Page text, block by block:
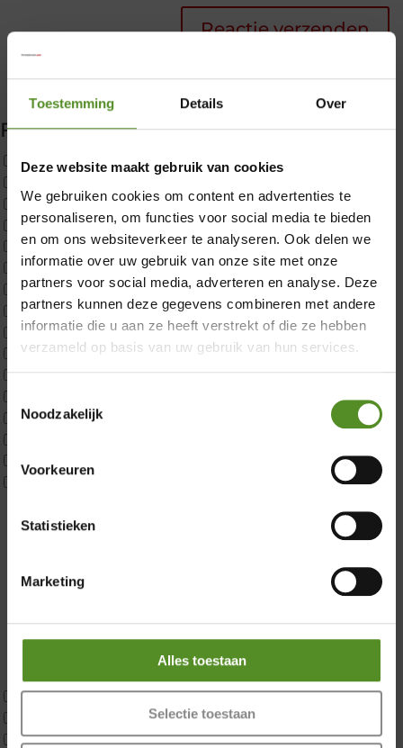
Toestemming Details Over
Deze website maakt gebruik van cookies
We gebruiken cookies om content en advertenties te
personaliseren, om functies voor social media te bieden
en om ons websiteverkeer te analyseren. Ook delen we
informatie over uw gebruik van onze site met onze
partners voor social media, adverteren en analyse. Deze
partners kunnen deze gegevens combineren met andere
informatie die u aan ze heeft verstrekt of die ze hebben
verzameld op basis van uw gebruik van hun services.
Toestemmingsselectie
Noodzakelijk
Voorkeuren
Statistieken
Marketing
Alles toestaan
Selectie toestaan
Filter producten
Uncategorized
Custom
CustomBoxspring
ErkendMatras 1 Pers
ErkendMatras 2 Pers
ErkendMatras twijfelaar product
Matrassen
Matrastopper 10cm
p350 1 Pers
P650 1 pers
1 persoon
Twijfelaar
Tweepersoons 1 kern
Tweepersoons 1 kern product
Tweepersoons 2 kernen
Donderdag 12:00 – 17:00
Zaterdag 12:00 – 17:00
×